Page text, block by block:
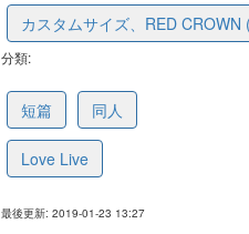
カスタムサイズ、RED
分類:
短篇 同人
Love Live
最後更新: 2019-01-23 13:27